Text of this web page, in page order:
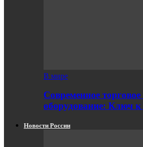
В мире
Современное
оборудование: Ключ к
Новости России